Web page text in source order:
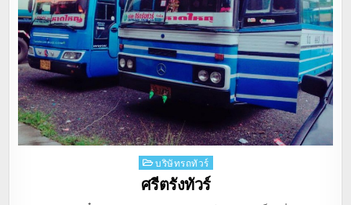
Posted
in
บริษัทรถทัวร์
ศรีตรังทัวร์